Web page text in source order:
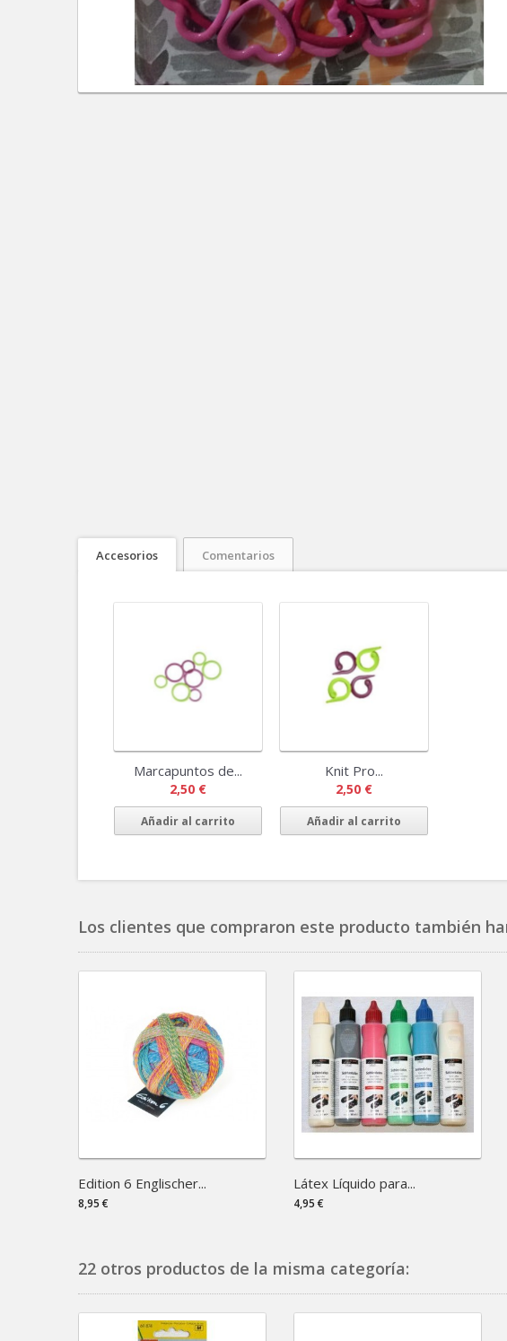
Accesorios Comentarios
Marcapuntos de...
2,50 €
Añadir al carrito
Knit Pro...
2,50 €
Añadir al carrito
Los clientes que compraron este producto también
Edition 6 Englischer...
8,95 €
Látex Líquido para...
4,95 €
22 otros productos de la misma categoría: